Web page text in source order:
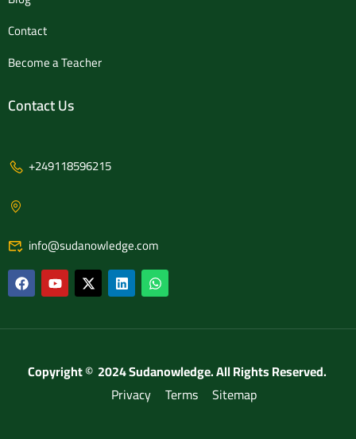
Contact
Become a Teacher
Contact Us
+249118596215
info@sudanowledge.com
Copyright © 2024 Sudanowledge. All Rights Reserved.
Privacy Terms Sitemap